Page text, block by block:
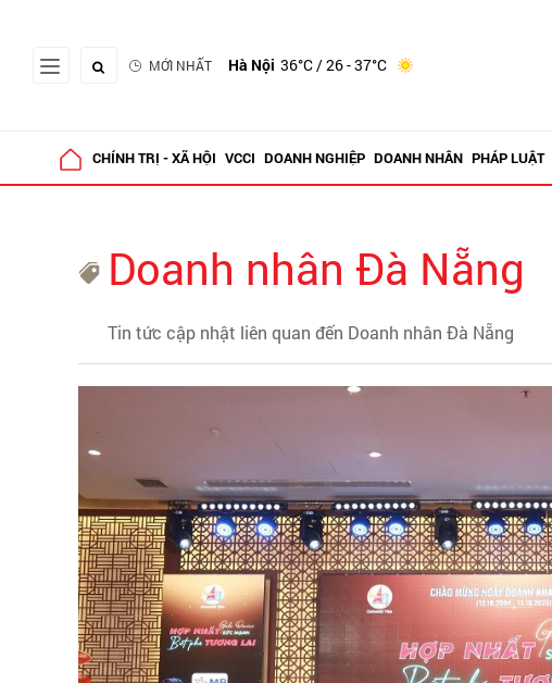
MỚI NHẤT Hà Nội 36°C/ 26 - 37°C
CHÍNH TRỊ - XÃ HỘI VCCI DOANH NGHIỆP DOANH NHÂN PHÁP LUẬT
Doanh nhân Đà Nẵng
Tin tức cập nhật liên quan đến Doanh nhân Đà Nẵng